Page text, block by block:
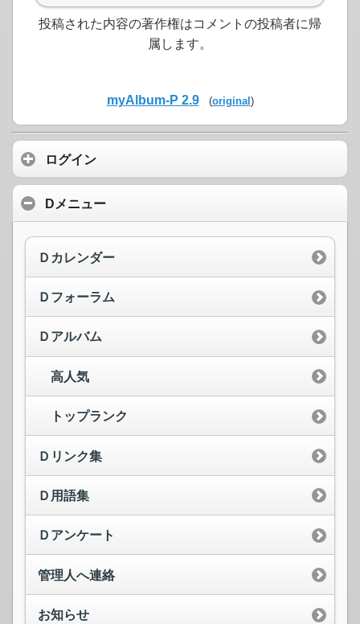
投稿された内容の著作権はコメントの投稿者に帰
属します。
myAlbum-P 2.9 (original )
ログイン
Dメニュー
Ｄカレンダー
Ｄフォーラム
Ｄアルバム
高人気
トップランク
Ｄリンク集
Ｄ用語集
Ｄアンケート
管理人へ連絡
お知らせ